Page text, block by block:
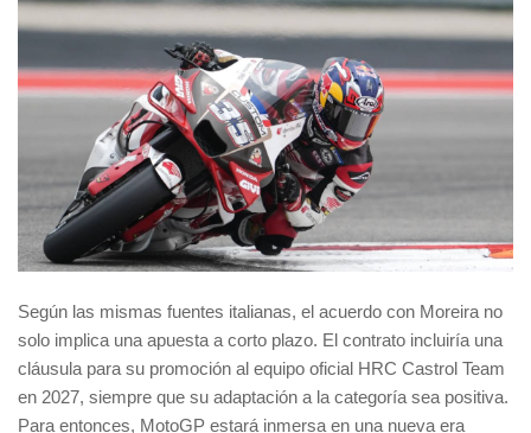
Según las mismas fuentes italianas, el acuerdo con Moreira no
solo implica una apuesta a corto plazo. El contrato incluiría una
cláusula para su promoción al equipo oficial HRC Castrol Team
en 2027, siempre que su adaptación a la categoría sea positiva.
Para entonces, MotoGP estará inmersa en una nueva era